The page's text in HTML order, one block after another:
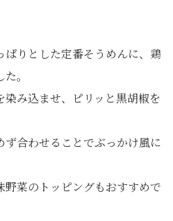
りとした定番そうめんに、鶏
。
み込ませ、ピリッと黒胡椒を
合わせることでぶっかけ風に
菜のトッピングもおすすめで